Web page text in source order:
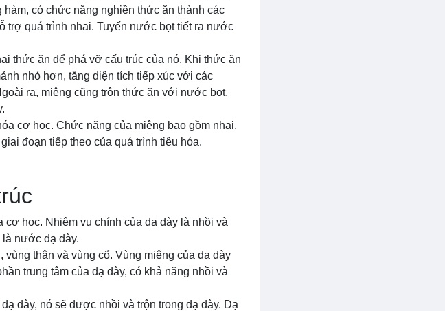
có chức năng nghiền thức ăn thành các
trợ quá trình nhai. Tuyến nước bọt tiết ra nước
thức ăn để phá vỡ cấu trúc của nó. Khi thức ăn
nhỏ hơn, tăng diện tích tiếp xúc với các
ra, miệng cũng trộn thức ăn với nước bọt,
cơ học. Chức năng của miệng bao gồm nhai,
đoạn tiếp theo của quá trình tiêu hóa.
cơ học. Nhiệm vụ chính của dạ dày là nhồi và
nước dạ dày.
thân và vùng cổ. Vùng miệng của dạ dày
trung tâm của dạ dày, có khả năng nhồi và
dày, nó sẽ được nhồi và trộn trong dạ dày. Dạ